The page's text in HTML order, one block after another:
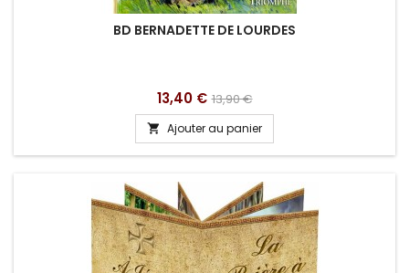
BD BERNADETTE DE LOURDES
Prix
13,40 € Prix
de
base
13,90 €
 Ajouter au panier